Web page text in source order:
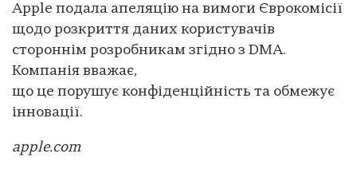
Apple подала апеляцію на вимоги Єврокомісії
щодо розкриття даних користувачів
стороннім розробникам згідно з DMA.
Компанія вважає,
що це порушує конфіденційність та обмежує
інновації.
apple.com